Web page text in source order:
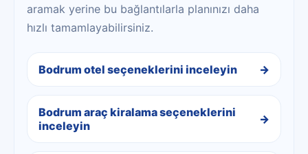
aramak yerine bu bağlantılarla planınızı daha
hızlı tamamlayabilirsiniz.
Bodrum otel seçeneklerini inceleyin
Bodrum araç kiralama seçeneklerini
inceleyin